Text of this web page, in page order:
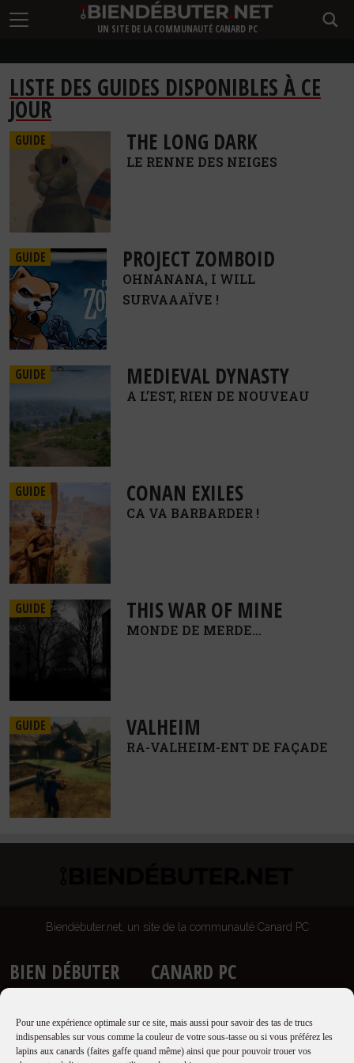
Pour une expérience optimale sur ce site, mais aussi pour savoir des tas de trucs
indispensables sur vous comme la couleur de votre sous-tasse ou si vous préférez les
lapins aux canards (faites gaffe quand même) ainsi que pour pouvoir trouer vos
UN SITE DE LA COMMUNAUTÉ CANARD PC
LISTE DES GUIDES DISPONIBLES À CE
JOUR
GUIDE THE LONG DARK
LE RENNE DES NEIGES
GUIDE PROJECT ZOMBOID
OHNANANA, I WILL
SURVAAAÏVE !
GUIDE MEDIEVAL DYNASTY
A L’EST, RIEN DE NOUVEAU
GUIDE CONAN EXILES
CA VA BARBARDER !
GUIDE THIS WAR OF MINE
MONDE DE MERDE…
GUIDE VALHEIM
RA-VALHEIM-ENT DE FAÇADE
Biendébuter.net, un site de la communauté Canard PC
BIEN DÉBUTER
Guides
Proposer un guide
Qui sommes nous ?
CANARD PC
Newsletter
Boutique
Forums